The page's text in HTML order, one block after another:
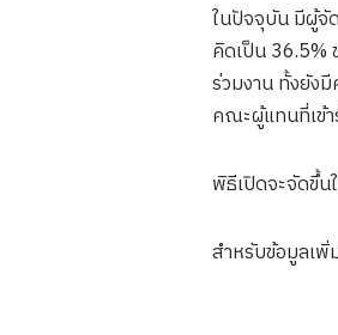
ในปัจจุบัน มีผู้จั
คิดเป็น 36.5%
ร่วมงาน ทั้งยัง
คณะผู้แทนที่เข้า
พิธีเปิดจะจัดขึ้น
สำหรับข้อมูลเพิ่